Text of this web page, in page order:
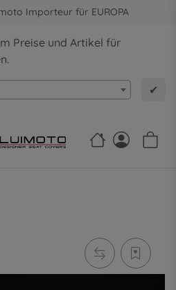
Importeur für EUROPA
Preise und Artikel für
✔